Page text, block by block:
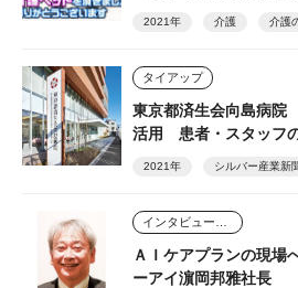
2021年 介護 介護
タイアップ
東京都済生会向島病院
活用 患者・スタッフ
2021年 シルバー産業新
ＡＩケアプランの現
ーアイ濵岡邦雅社長